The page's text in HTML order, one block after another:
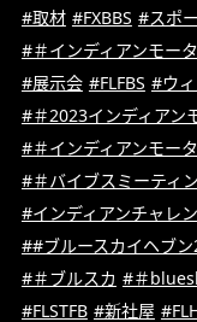
#取材 #FXBBS #スポ
#＃インディアンモー
#展示会 #FLFBS #ウ
#＃2023インディアン
#＃インディアンモー
#＃バイブスミーティ
#インディアンチャレ
##ブルースカイヘブ
#＃ブルスカ #＃
#FLSTFB #新社屋